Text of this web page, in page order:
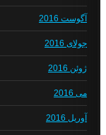
آگوست 2016
جولای 2016
ژوئن 2016
می 2016
آوریل 2016